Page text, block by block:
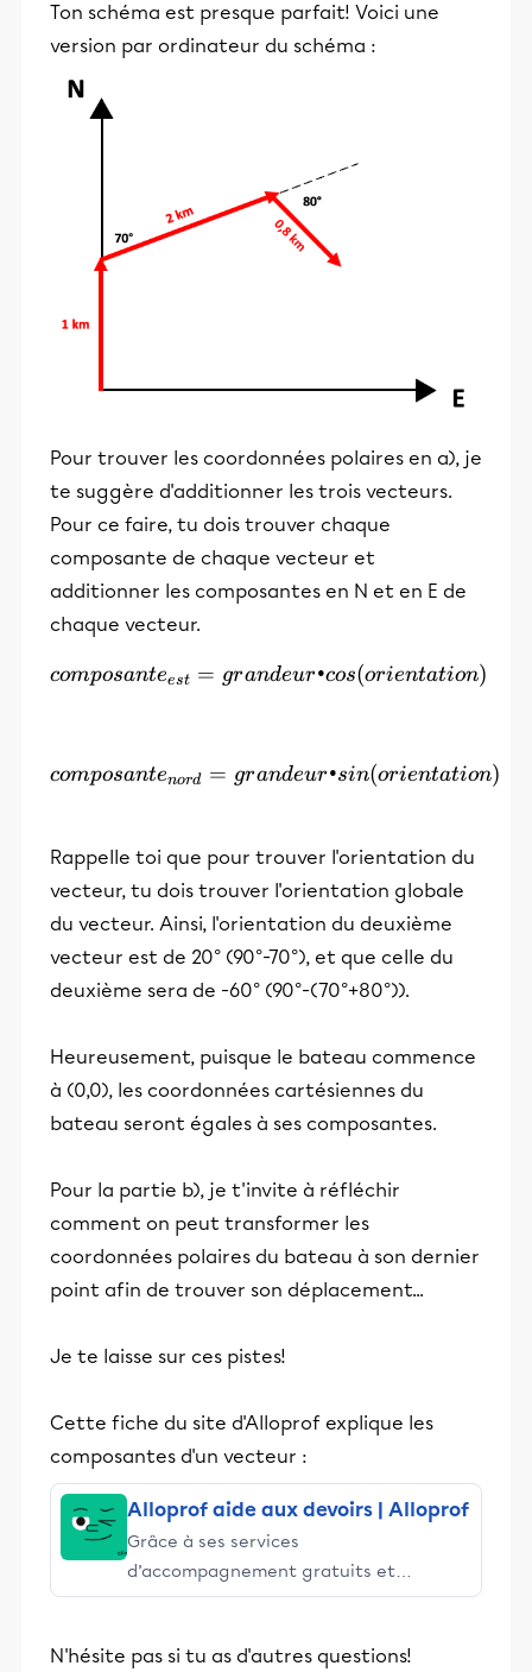
Ton schéma est presque parfait! Voici une
version par ordinateur du schéma :
Pour trouver les coordonnées polaires en a), je
te suggère d'additionner les trois vecteurs.
Pour ce faire, tu dois trouver chaque
composante de chaque vecteur et
additionner les composantes en N et en E de
chaque vecteur.
composante_{est} =
composanteest = grandeur•cos(orientation)
composante_{nord} =
composantenord = grandeur•sin(orientation)
Rappelle toi que pour trouver l'orientation du
vecteur, tu dois trouver l'orientation globale
du vecteur. Ainsi, l'orientation du deuxième
vecteur est de 20° (90°-70°), et que celle du
deuxième sera de -60° (90°-(70°+80°)).
Heureusement, puisque le bateau commence
à (0,0), les coordonnées cartésiennes du
bateau seront égales à ses composantes.
Pour la partie b), je t'invite à réfléchir
comment on peut transformer les
coordonnées polaires du bateau à son dernier
point afin de trouver son déplacement...
Je te laisse sur ces pistes!
Cette fiche du site d'Alloprof explique les
composantes d'un vecteur :
Alloprof aide aux devoirs | Alloprof
Grâce à ses services
d’accompagnement gratuits et
stimulants, Alloprof engage les élèves
éducative.
N'hésite pas si tu as d'autres questions!